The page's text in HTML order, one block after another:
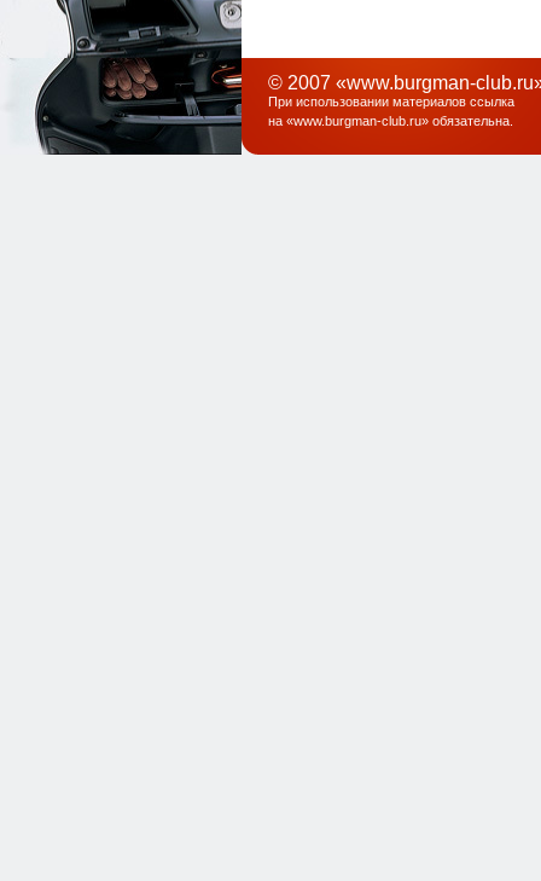
© 2007 «www.burgman-
При использовании материалов ссылка
на «www.burgman-club.ru» обязательна